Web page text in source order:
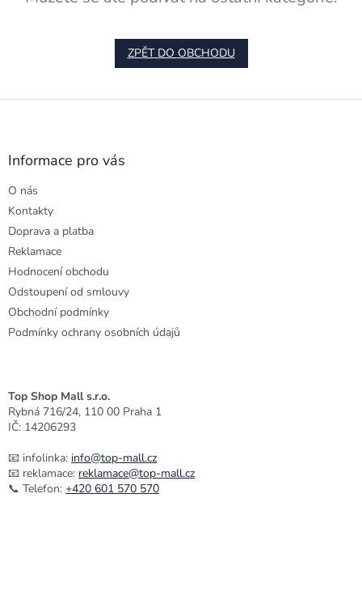
ZPĚT DO OBCHODU
Z
Informace pro vás
O nás
Kontakty
Doprava a platba
Reklamace
Hodnocení obchodu
Odstoupení od smlouvy
Obchodní podmínky
Podmínky ochrany osobních údajů
Top Shop Mall s.r.o.
Rybná 716/24, 110 00 Praha 1
IČ: 14206293
📧 infolinka: info@top-mall.cz
📧 reklamace: reklamace@top-mall.cz
📞 Telefon: +420 601 570 570